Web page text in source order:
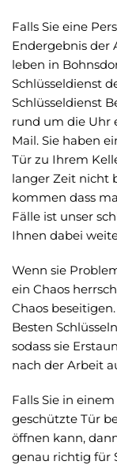
Falls Sie eine
Endergebnis der
leben in
Schlüsseldienst
Schlüsseldienst
rund um die Uhr
Mail. Sie haben
Tür zu Ihrem
langer Zeit nicht
kommen dass
Fälle ist unser
Ihnen dabei
Wenn sie
ein Chaos
Chaos
Besten
sodass sie
nach der Arbeit
Falls Sie in
geschützte Tür
öffnen kann,
genau richtig für